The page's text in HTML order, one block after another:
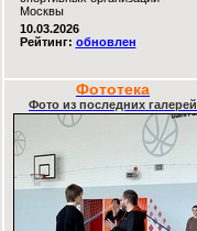
Москвы
10.03.2026
Рейтинг: обновлен
Фототека
Фото из последних галерей